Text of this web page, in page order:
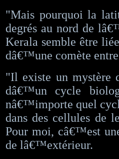
"Mais pourquoi la
degrés au nord de
Kerala semble être
dâ€™une comète
"Il existe un mystère
dâ€™un cycle
nâ€™importe quel
dans des cellules de
Pour moi, câ€™est
de lâ€™extérieur.